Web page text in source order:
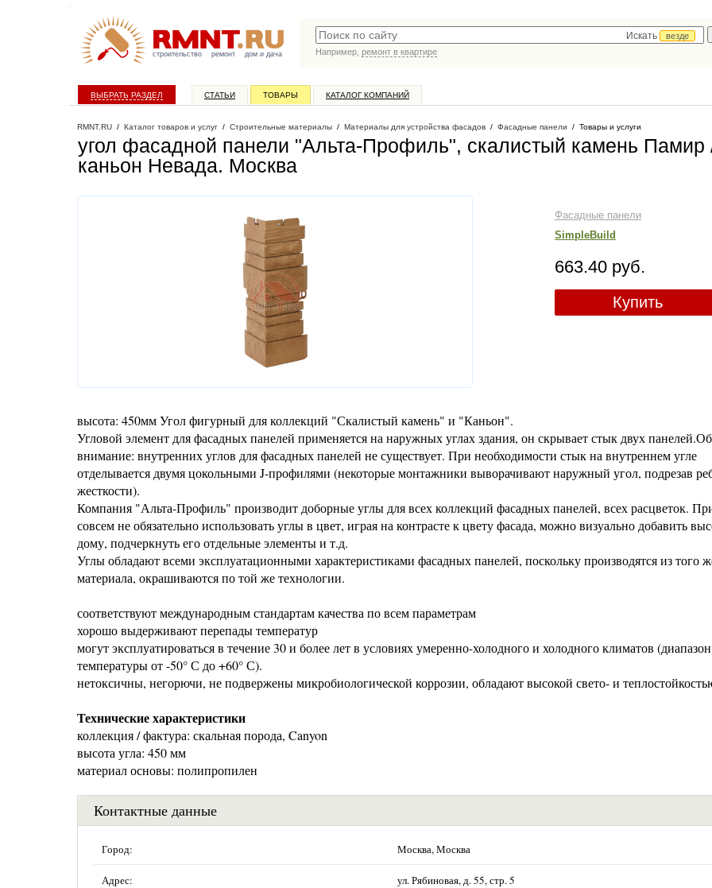
строительство ремонт дом и дача
Искать
везде
Например, ремонт в квартире
ВЫБРАТЬ РАЗДЕЛ СТАТЬИ ТОВАРЫ КАТАЛОГ КОМПАНИЙ
RMNT.RU / Каталог товаров и услуг / Строительные материалы / Материалы для устройства фасадов / Фасадные панели / Товары и услуги
угол фасадной панели "Альта-Профиль", скалистый камень Памир
каньон Невада. Москва
Фасадные панели
SimpleBuild
663.40 руб.
Купить
высота: 450мм Угол фигурный для коллекций "Скалистый камень" и "Каньон".
Угловой элемент для фасадных панелей применяется на наружных углах здания, он скрывает стык двух
внимание: внутренних углов для фасадных панелей не существует. При необходимости стык на внутреннем угле
отделывается двумя цокольными J-профилями (некоторые монтажники выворачивают наружный угол, подрезав
жесткости).
Компания "Альта-Профиль" производит доборные углы для всех коллекций фасадных панелей, всех расцветок.
совсем не обязательно использовать углы в цвет, играя на контрасте к цвету фасада, можно визуально добавить
дому, подчеркнуть его отдельные элементы и т.д.
Углы обладают всеми эксплуатационными характеристиками фасадных панелей, поскольку производятся из того
материала, окрашиваются по той же технологии.
соответствуют международным стандартам качества по всем параметрам
хорошо выдерживают перепады температур
могут эксплуатироваться в течение 30 и более лет в условиях умеренно-холодного и холодного климатов
температуры от -50° С до +60° С).
нетоксичны, негорючи, не подвержены микробиологической коррозии, обладают высокой свето- и
Технические характеристики
коллекция / фактура: скальная порода, Canyon
высота угла: 450 мм
материал основы: полипропилен
Контактные данные
Город: Москва, Москва
Адрес: ул. Рябиновая, д. 55, стр. 5